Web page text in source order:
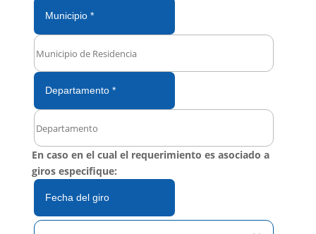
Municipio *
Departamento *
En caso en el cual el requerimiento es asociado a
giros especifique:
Fecha del giro